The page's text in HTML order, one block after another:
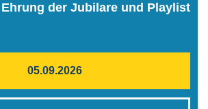
Ehrung der Jubilare und Playlist
05.09.2026